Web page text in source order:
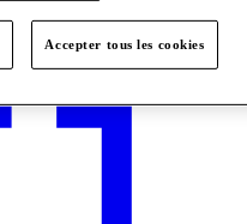
Accepter tous les cookies